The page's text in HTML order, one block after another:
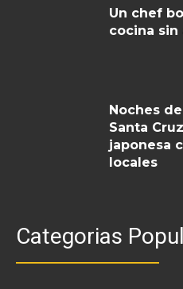
Un chef
cocina sin
Noches
Santa
japonesa
locales
Categorias